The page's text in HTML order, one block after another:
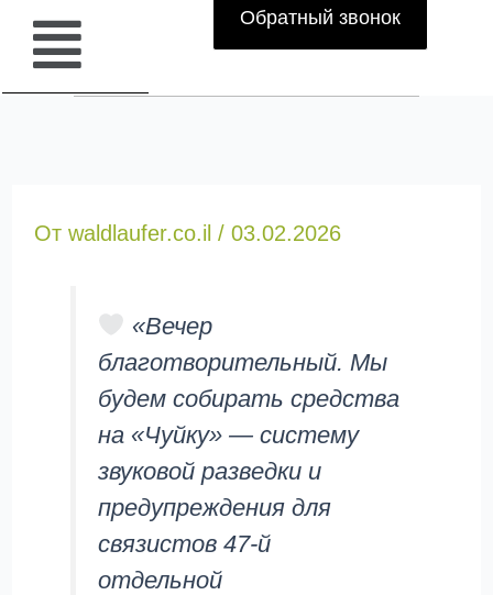
Обратный звонок
От waldlaufer.co.il / 03.02.2026
«Вечер
благотворительный. Мы
будем собирать средства
на «Чуйку» — систему
звуковой разведки и
предупреждения для
связистов 47-й
отдельной